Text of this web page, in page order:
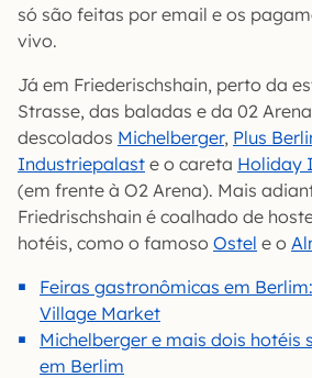
só são feitas por email e os
vivo.
Já em Friederischshain, perto da
Strasse, das baladas e da 02
descolados Michelberger, Plus
Industriepalast e o careta Holiday
(em frente à O2 Arena). Mais
Friedrischshain é coalhado de
hotéis, como o famoso Ostel e o
Feiras gastronômicas em
Village Market
Michelberger e mais dois hotéis
em Berlim